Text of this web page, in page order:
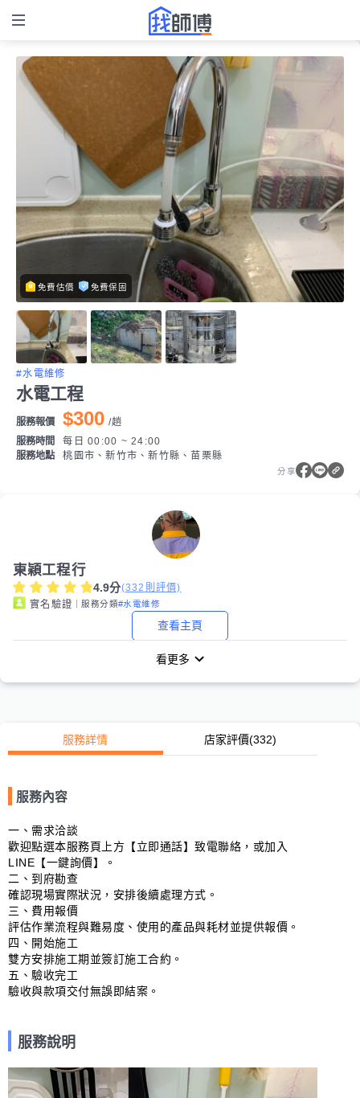
免費估價 免費保固
#水電維修
水電工程
服務報價 $300 /趟
服務時間
每日 00:00 ~ 24:00
服務地點
桃園市、新竹市、新竹縣、苗栗縣
分享
東穎工程行
4.9分(332 則評價)
實名驗證 ｜服務分類#水電維修
查看主頁
看更多
服務詳情 店家評價(332)
服務內容
一、需求洽談
歡迎點選本服務頁上方【立即通話】致電聯絡，或加入
LINE【一鍵詢價】。
二、到府勘查
確認現場實際狀況，安排後續處理方式。
三、費用報價
評估作業流程與難易度、使用的產品與耗材並提供報價。
四、開始施工
雙方安排施工期並簽訂施工合約。
五、驗收完工
驗收與款項交付無誤即結案。
服務說明